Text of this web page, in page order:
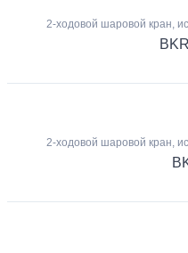
2-ходовой шаровой кран,
2-ходовой шаровой кран,